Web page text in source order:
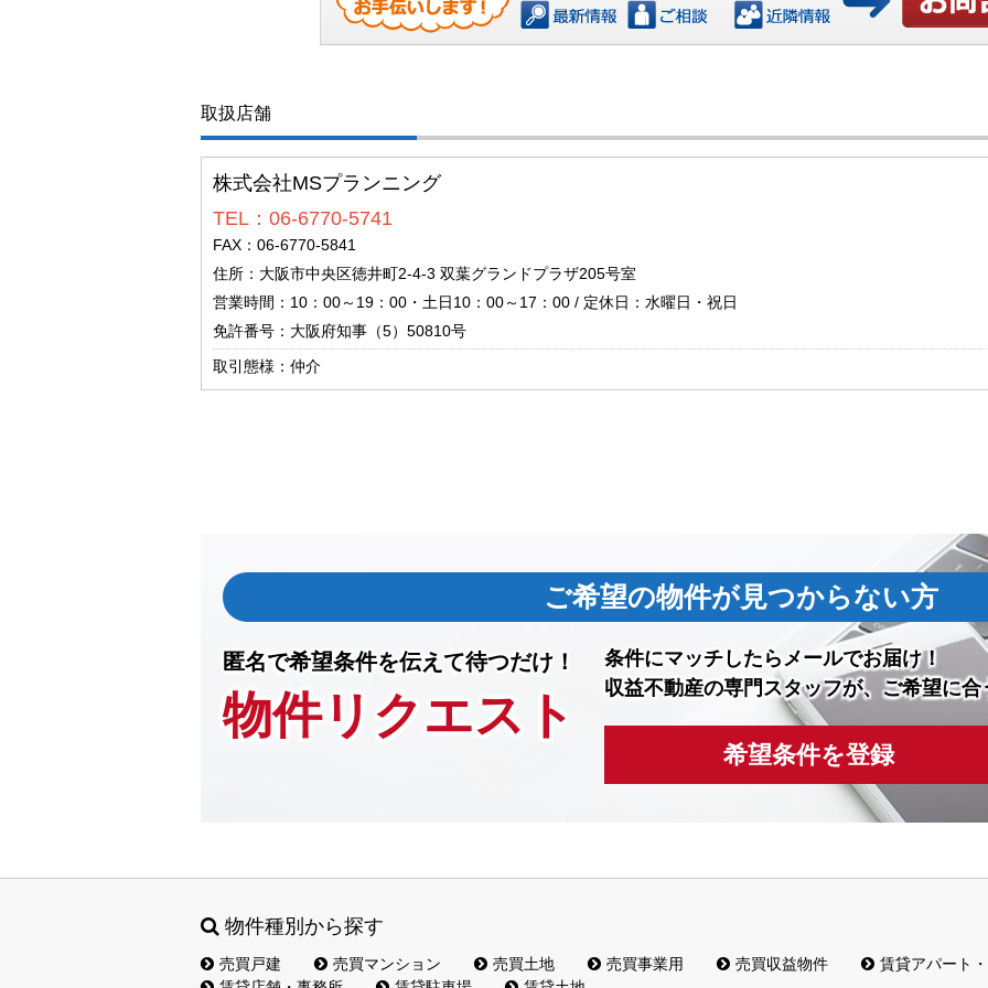
取扱店舗
株式会社MSプランニング
TEL：06-6770-5741
FAX：06-6770-5841
住所：大阪市中央区徳井町2-4-3 双葉グランドプラザ205号室
営業時間：10：00～19：00・土日10：00～17：00 / 定休日：水曜日・祝日
免許番号：大阪府知事（5）50810号
取引態様：仲介
ご希望の物件が見つからない方
匿名で希望条件を伝えて待つだけ！
物件リクエスト
条件にマッチしたらメールでお届け！
収益不動産の専門スタッフが、ご希望に
希望条件を登録
物件種別から探す
売買戸建 売買マンション 売買土地 売買事業用 売買収益物件
賃貸アパート